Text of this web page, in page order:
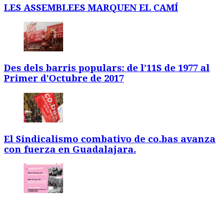
LES ASSEMBLEES MARQUEN EL CAMÍ
Des dels barris populars: de l’11S de 1977 al
Primer d’Octubre de 2017
El Sindicalismo combativo de co.bas avanza
con fuerza en Guadalajara.